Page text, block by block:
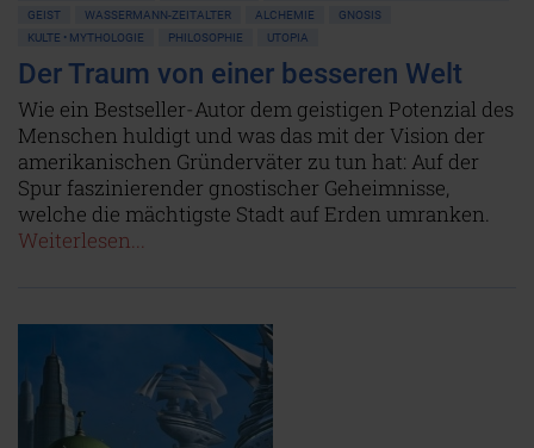
GEIST
WASSERMANN-ZEITALTER ALCHEMIE
GNOSIS
KULTE • MYTHOLOGIE
PHILOSOPHIE UTOPIA
Der Traum von einer besseren Welt
Wie ein Bestseller-Autor dem geistigen Potenzial des
Menschen huldigt und was das mit der Vision der
amerikanischen Gründerväter zu tun hat: Auf der
Spur faszinierender gnostischer Geheimnisse,
welche die mächtigste Stadt auf Erden umranken.
Weiterlesen...